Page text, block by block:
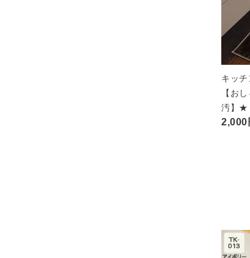
キッ
【お
汚】★
2,000